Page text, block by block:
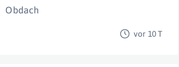
Obdach
vor 10 T